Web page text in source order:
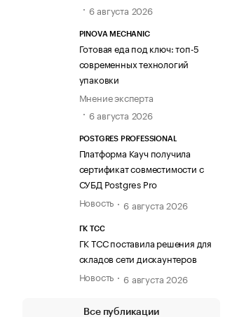
6 августа 2026
PINOVA MECHANIC
Готовая еда под ключ: топ-5
современных технологий
упаковки
Мнение эксперта
6 августа 2026
POSTGRES PROFESSIONAL
Платформа Кауч получила
сертификат совместимости с
СУБД Postgres Pro
Новость
6 августа 2026
ГК ТСС
ГК ТСС поставила решения для
складов сети дискаунтеров
Новость
6 августа 2026
Все публикации